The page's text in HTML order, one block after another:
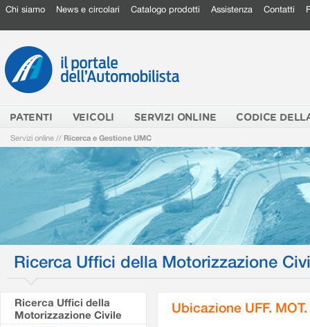
Chi siamo News e circolari Catalogo prodotti Assistenza Contatti
PATENTI VEICOLI SERVIZI ONLINE CODICE
Servizi online // Ricerca e Gestione UMC
Ricerca Uffici della Motorizzazione
Ricerca Uffici della
Motorizzazione Civile
Ubicazione UFF.